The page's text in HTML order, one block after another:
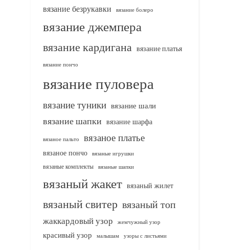
вязание безрукавки вязание болеро
вязание джемпера
вязание кардигана вязание платья
вязание пончо
вязание пуловера
вязание туники вязание шали
вязание шапки вязание шарфа
вязаное пальто вязаное платье
вязаное пончо вязаные игрушки
вязаные комплекты
вязаные шапки
вязаный жакет вязаный жилет
вязаный свитер вязаный топ
жаккардовый узор жемчужный узор
красивый узор малышам узоры с листьями